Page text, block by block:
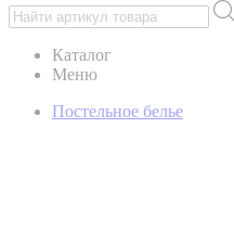
Каталог
Меню
Постельное белье